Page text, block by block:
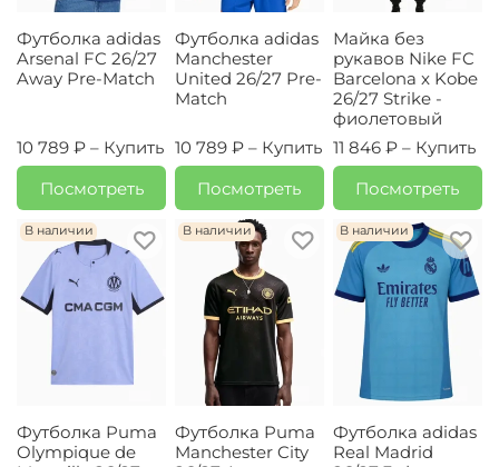
Футболка adidas
Arsenal FC 26/27
Away Pre-Match
10 789 ₽ – Купить
Посмотреть
Футболка adidas
Manchester
United 26/27 Pre-
Match
10 789 ₽ – Купить
Посмотреть
Майка без
рукавов Nike FC
Barcelona x Kobe
26/27 Strike -
фиолетовый
11 846 ₽ – Купить
Посмотреть
В наличии
Футболка Puma
Olympique de
В наличии
Футболка Puma
Manchester City
В наличии
Футболка adidas
Real Madrid